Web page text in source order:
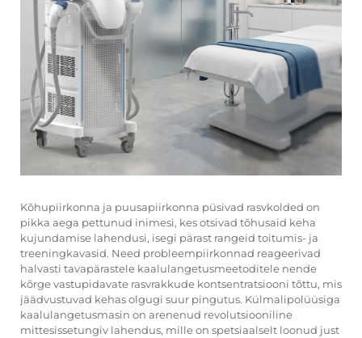
Kõhupiirkonna ja puusapiirkonna püsivad rasvkolded on
pikka aega pettunud inimesi, kes otsivad tõhusaid keha
kujundamise lahendusi, isegi pärast rangeid toitumis- ja
treeningkavasid. Need probleempiirkonnad reageerivad
halvasti tavapärastele kaalulangetusmeetoditele nende
kõrge vastupidavate rasvrakkude kontsentratsiooni tõttu, mis
jäädvustuvad kehas olgugi suur pingutus. Külmalipolüüsiga
kaalulangetusmasin on arenenud revolutsiooniline
mittesissetungiv lahendus, mille on spetsiaalselt loonud just